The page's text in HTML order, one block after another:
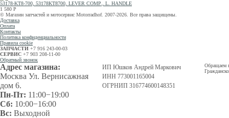
53178-KT8-700, 53178KT8700, LEVER COMP., L. HANDLE
1 580 Р
© Магазин запчастей и мотосервис Motorradhof. 2007-2026. Все права защищены.
Доставка
Оплата
Контакты
Политика конфиденциальности
Правила cookie
ЗАПЧАСТИ +7 916 243-00-03
СЕРВИС +7 903 208-11-00
Обратный звонок
Адрес магазина:
Москва Ул. Вернисажная
дом 6.
Пн-Пт: 11:00−19:00
Сб: 10:00−16:00
Вс: Выходной
ИП Юшков Андрей Маркович
ИНН 773001165004
ОГРНИП 316774600148351
Обращаем